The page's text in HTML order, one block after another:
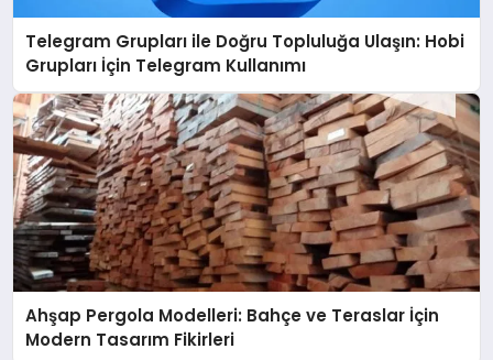
Telegram Grupları ile Doğru Topluluğa Ulaşın: Hobi
Grupları İçin Telegram Kullanımı
Ahşap Pergola Modelleri: Bahçe ve Teraslar İçin
Modern Tasarım Fikirleri